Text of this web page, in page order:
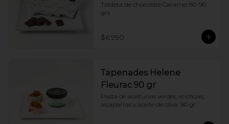
Tableta de chocolate Caramel 80-90
grs
$6.990
Tapenades Helene
Fleurac 90 gr
Pasta de aceitunas verdes, anchoas,
alcaparras y aceite de oliva. 90 gr